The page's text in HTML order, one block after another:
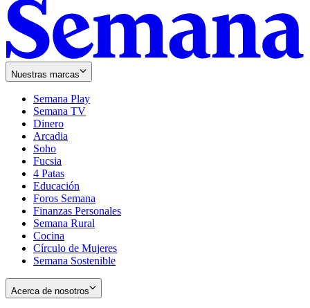
Nuestras marcas
Semana Play
Semana TV
Dinero
Arcadia
Soho
in
new
window
Fucsia
in
new
window
4 Patas
Educación
Foros Semana
Finanzas Personales
Semana Rural
Cocina
Círculo de Mujeres
Semana Sostenible
Acerca de nosotros